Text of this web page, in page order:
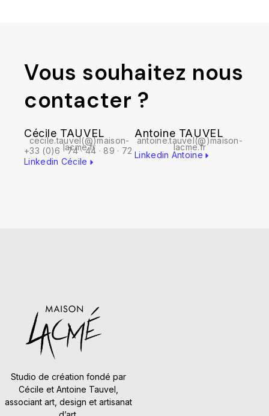
Vous souhaitez nous
contacter ?
Cécile TAUVEL
cecile.tauvel(@)maison-
lacme.fr
+33 (0)6 · 74 · 44 · 89 · 72
Linkedin Cécile
Antoine TAUVEL
antoine.tauvel(@)maison-
lacme.fr
Linkedin Antoine
Studio de création fondé par
Cécile et Antoine Tauvel,
associant art, design et artisanat